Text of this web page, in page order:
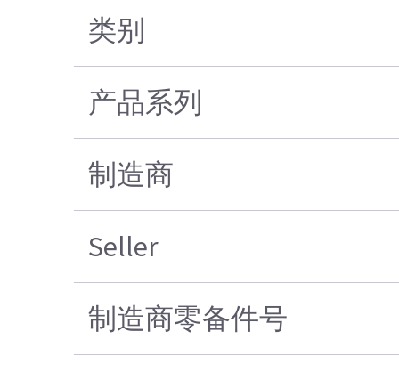
类别
产品系列
制造商
Seller
制造商零备件号